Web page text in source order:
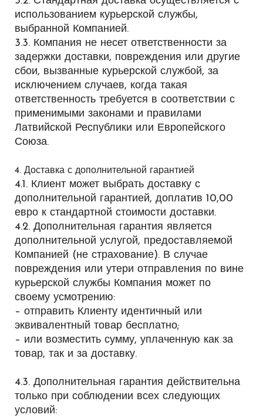
использованием курьерской службы,
выбранной Компанией.
3.3. Компания не несет ответственности за
задержки доставки, повреждения или другие
сбои, вызванные курьерской службой, за
исключением случаев, когда такая
ответственность требуется в соответствии с
применимыми законами и правилами
Латвийской Республики или Европейского
Союза.
4. Доставка с дополнительной гарантией
4.1. Клиент может выбрать доставку с
дополнительной гарантией, доплатив 10,00
евро к стандартной стоимости доставки.
4.2. Дополнительная гарантия является
дополнительной услугой, предоставляемой
Компанией (не страхование). В случае
повреждения или утери отправления по вине
курьерской службы Компания может по
своему усмотрению:
– отправить Клиенту идентичный или
эквивалентный товар бесплатно;
– или возместить сумму, уплаченную как за
товар, так и за доставку.
4.3. Дополнительная гарантия действительна
только при соблюдении всех следующих
условий: